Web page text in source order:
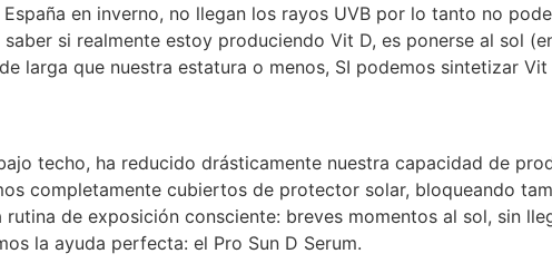
en inverno, no llegan los rayos UVB por lo tanto no
si realmente estoy produciendo Vit D, es ponerse al sol
larga que nuestra estatura o menos, SI podemos sintetizar
techo, ha reducido drásticamente nuestra capacidad de
completamente cubiertos de protector solar, bloqueando
de exposición consciente: breves momentos al sol, sin
la ayuda perfecta: el Pro Sun D Serum.